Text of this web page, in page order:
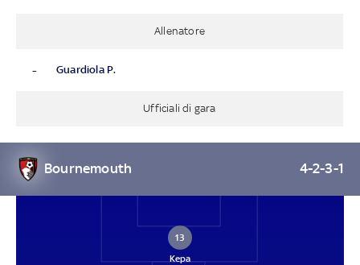
Allenatore
- Guardiola P.
Ufficiali di gara
Bournemouth 4-2-3-1
13
Kepa